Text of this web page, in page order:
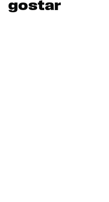
gostar